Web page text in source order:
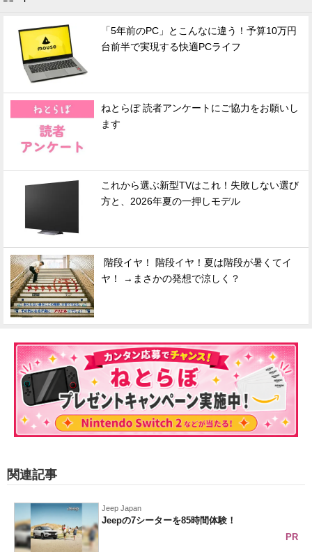
「5年前のPC」とこんなに違う！予算10万円
台前半で実現する快適PCライフ
ねとらぼ 読者アンケートにご協力をお願いし
ます
これから選ぶ新型TVはこれ！失敗しない選び
方と、2026年夏の一押しモデル
階段イヤ！ 階段イヤ！夏は階段が暑くてイ
ヤ！ →まさかの発想で涼しく？
関連記事
Jeep Japan
Jeepの7シーターを85時間体験！
PR